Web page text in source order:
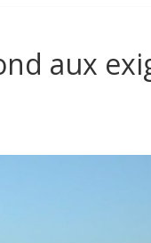
aux